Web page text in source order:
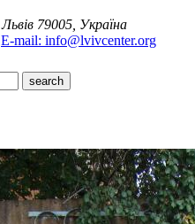
Львів 79005, Україна
E-mail: info@lvivcenter.org
search